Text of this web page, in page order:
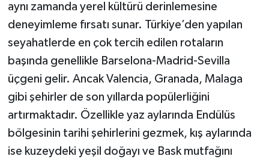
aynı zamanda yerel kültürü derinlemesine
deneyimleme fırsatı sunar. Türkiye’den yapılan
seyahatlerde en çok tercih edilen rotaların
başında genellikle Barselona-Madrid-Sevilla
üçgeni gelir. Ancak Valencia, Granada, Malaga
gibi şehirler de son yıllarda popülerliğini
artırmaktadır. Özellikle yaz aylarında Endülüs
bölgesinin tarihi şehirlerini gezmek, kış aylarında
ise kuzeydeki yeşil doğayı ve Bask mutfağını